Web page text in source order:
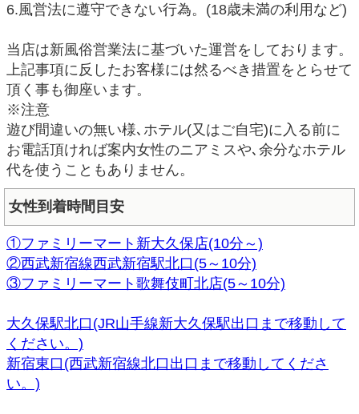
6.風営法に遵守できない行為。(18歳未満の利用など)
当店は新風俗営業法に基づいた運営をしております。
上記事項に反したお客様には然るべき措置をとらせて
頂く事も御座います。
※注意
遊び間違いの無い様､ホテル(又はご自宅)に入る前に
お電話頂ければ案内女性のニアミスや､余分なホテル
代を使うこともありません。
女性到着時間目安
①ファミリーマート新大久保店(10分～)
②西武新宿線西武新宿駅北口(5～10分)
③ファミリーマート歌舞伎町北店(5～10分)
大久保駅北口(JR山手線新大久保駅出口まで移動して
ください。)
新宿東口(西武新宿線北口出口まで移動してくださ
い。)